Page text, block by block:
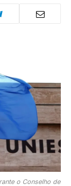
o Conselho de